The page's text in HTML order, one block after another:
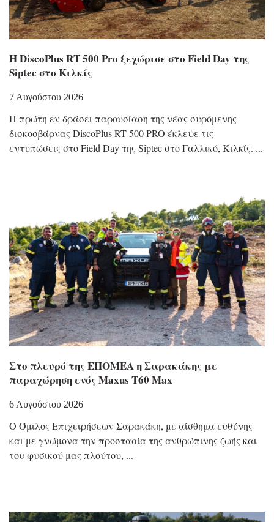
Η DiscoPlus RT 500 Pro ξεχώρισε στο Field Day της
Siptec στο Κιλκίς
7 Αυγούστου 2026
Η πρώτη εν δράσει παρουσίαση της νέας συρόμενης
δισκοσβάρνας DiscoPlus RT 500 PRO έκλεψε τις
εντυπώσεις στο Field Day της Siptec στο Γαλλικό, Κιλκίς.
Στο πλευρό της ΕΠΟΜΕΑ η Σαρακάκης με
παραχώρηση ενός Maxus T60 Max
6 Αυγούστου 2026
Ο Όμιλος Επιχειρήσεων Σαρακάκη, με αίσθημα ευθύνης
και με γνώμονα την προστασία της ανθρώπινης ζωής και
του φυσικού μας πλούτου,